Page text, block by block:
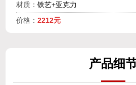
材质： 铁艺+亚克力
价格： 2212元
产品细